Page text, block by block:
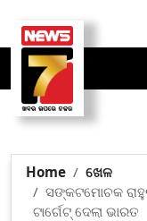
Home
ଖେଳ
ସଙ୍କଟମୋଚକ
ଟାର୍ଗେଟ୍ ଦେଲା ଭାରତ